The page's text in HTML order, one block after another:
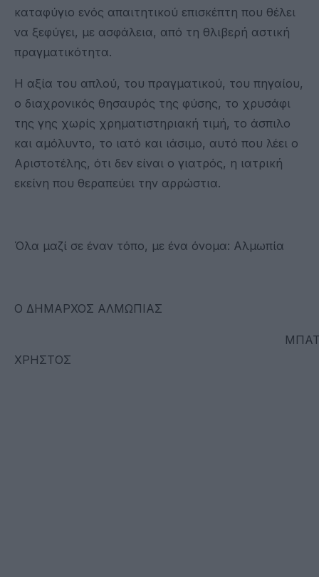
καταφύγιο ενός απαιτητικού επισκέπτη που θέλει
να ξεφύγει, με ασφάλεια, από τη θλιβερή αστική
πραγματικότητα.
Η αξία του απλού, του πραγματικού, του πηγαίου,
ο διαχρονικός θησαυρός της φύσης, το χρυσάφι
της γης χωρίς χρηματιστηριακή τιμή, το άσπιλο
και αμόλυντο, το ιατό και ιάσιμο, αυτό που λέει ο
Αριστοτέλης, ότι δεν είναι ο γιατρός, η ιατρική
εκείνη που θεραπεύει την αρρώστια.
Όλα μαζί σε έναν τόπο, με ένα όνομα: Αλμωπία
Ο ΔΗΜΑΡΧΟΣ ΑΛΜΩΠΙΑΣ
ΧΡΗΣΤΟΣ